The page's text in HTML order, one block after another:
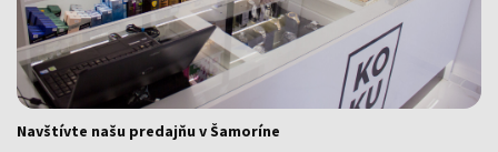
Navštívte našu predajňu v Šamoríne